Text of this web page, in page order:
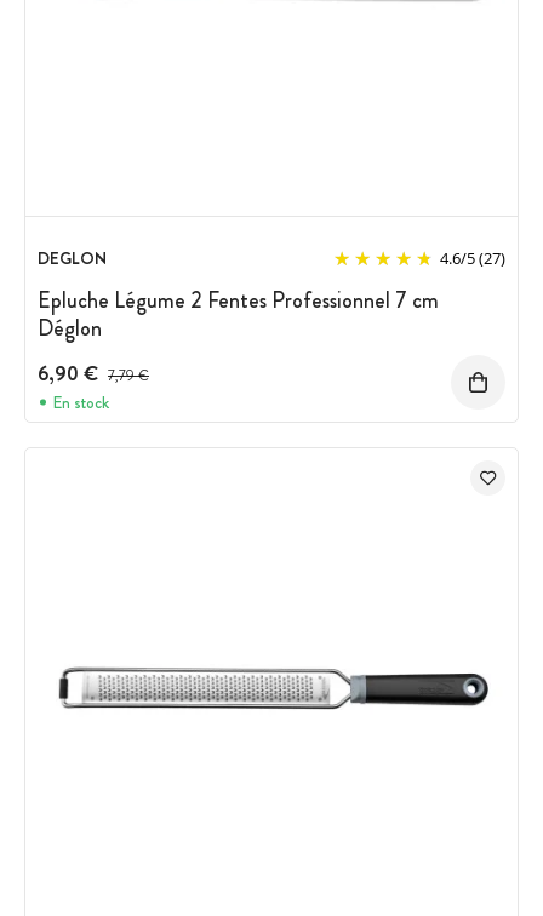
DEGLON 4.6/5(27)
Epluche Légume 2 Fentes Professionnel 7 cm
Déglon
6,90 € Prix avant réduction :
7,79 €
En stock